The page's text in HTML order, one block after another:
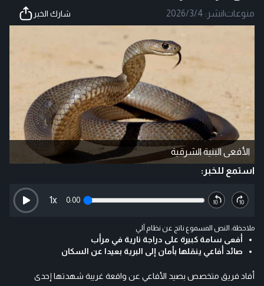
منوعات|نشر: 2026/3/4 شارك الخبر
الأفعى البنية الشرقية
استمع للخبر:
0:00
1x
ملاحظة: النص المسموع ناتج عن نظام آلي
أفعى سامة كبيرة على دراجة نارية في مرأب
صائد أفاعي ينقلها بأمان إلى البرية بعيدا عن السكان
أفاد فريق متخصص بصيد الأفاعي عن واقعة غريبة شهدتها إحدى